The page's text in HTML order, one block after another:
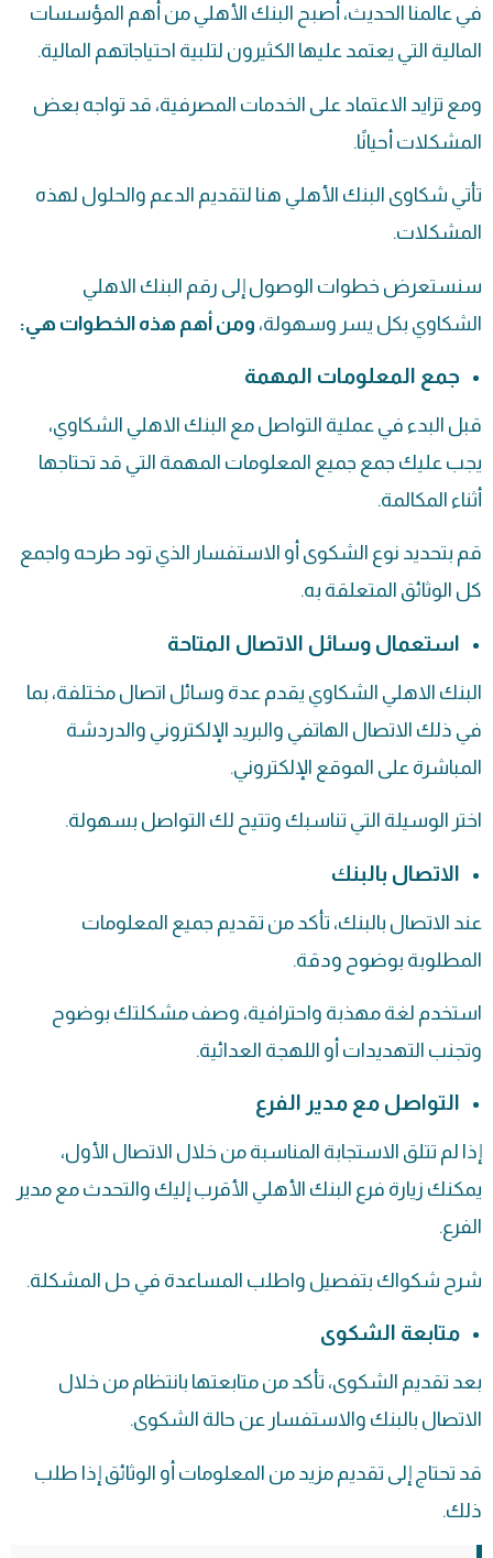
في عالمنا الحديث، أصبح البنك الأهلي من أهم المؤسسات
المالية التي يعتمد عليها الكثيرون لتلبية احتياجاتهم المالية.
ومع تزايد الاعتماد على الخدمات المصرفية، قد تواجه بعض
المشكلات أحيانًا.
تأتي شكاوى البنك الأهلي هنا لتقديم الدعم والحلول لهذه
المشكلات.
سنستعرض خطوات الوصول إلى رقم البنك الاهلي
الشكاوي بكل يسر وسهولة، ومن أهم هذه الخطوات هي:
جمع المعلومات المهمة
قبل البدء في عملية التواصل مع البنك الاهلي الشكاوي،
يجب عليك جمع جميع المعلومات المهمة التي قد تحتاجها
أثناء المكالمة.
قم بتحديد نوع الشكوى أو الاستفسار الذي تود طرحه واجمع
كل الوثائق المتعلقة به.
استعمال وسائل الاتصال المتاحة
البنك الاهلي الشكاوي يقدم عدة وسائل اتصال مختلفة، بما
في ذلك الاتصال الهاتفي والبريد الإلكتروني والدردشة
المباشرة على الموقع الإلكتروني.
اختر الوسيلة التي تناسبك وتتيح لك التواصل بسهولة.
الاتصال بالبنك
عند الاتصال بالبنك، تأكد من تقديم جميع المعلومات
المطلوبة بوضوح ودقة.
استخدم لغة مهذبة واحترافية، وصف مشكلتك بوضوح
وتجنب التهديدات أو اللهجة العدائية.
التواصل مع مدير الفرع
إذا لم تتلق الاستجابة المناسبة من خلال الاتصال الأول،
يمكنك زيارة فرع البنك الأهلي الأقرب إليك والتحدث مع مدير
الفرع.
شرح شكواك بتفصيل واطلب المساعدة في حل المشكلة.
متابعة الشكوى
بعد تقديم الشكوى، تأكد من متابعتها بانتظام من خلال
الاتصال بالبنك والاستفسار عن حالة الشكوى.
قد تحتاج إلى تقديم مزيد من المعلومات أو الوثائق إذا طلب
ذلك.